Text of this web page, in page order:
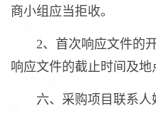
商小组应当拒收。
2、首次响应文件的开
响应文件的截止时间及地
六、采购项目联系人